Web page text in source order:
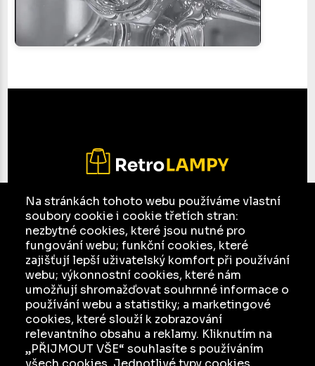
Na stránkách tohoto webu používáme vlastní
soubory cookie i cookie třetích stran:
nezbytné cookies, které jsou nutné pro
fungování webu; funkční cookies, které
zajišťují lepší uživatelský komfort při používání
webu; výkonnostní cookies, které nám
umožňují shromažďovat souhrnné informace o
používání webu a statistiky; a marketingové
cookies, které slouží k zobrazování
relevantního obsahu a reklamy. Kliknutím na
„PŘIJMOUT VŠE“ souhlasíte s používáním
E-mail:jesso@seznam.cz
Facebook
Ochrana osobních údajů a jejich zpracování
KATALOG
INZERCE
O NÁS